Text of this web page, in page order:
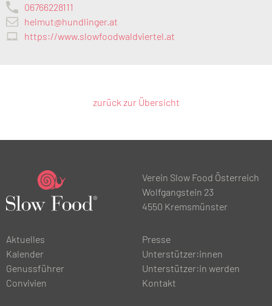
06766228111
helmut@hundlinger.at
https://www.slowfoodwaldviertel.at
zurück zur Übersicht
Verein Slow Food Österreich
Wolfgangstein 23
4550 Kremsmünster
Aktuelles
Kalender
Genussführer
Convivien
Presse
Unterstützer:innen
Unterstützer:in werden
Kontakt